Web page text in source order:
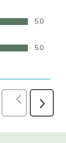
5.0
5.0
Vorige